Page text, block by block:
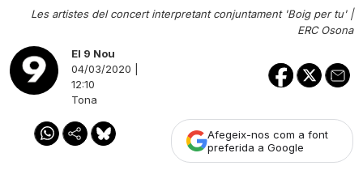
Les artistes del concert interpretant conjuntament 'Boig per tu' |
ERC Osona
El 9 Nou
04/03/2020 |
12:10
Tona
Afegeix-nos com a font
preferida a Google